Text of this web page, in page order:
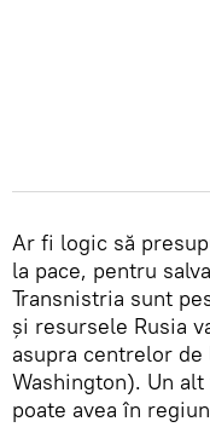
Ar fi logic să
la pace, pentru
Transnistria sunt
și resursele Rusia
asupra centrelor
Washington). Un
poate avea în